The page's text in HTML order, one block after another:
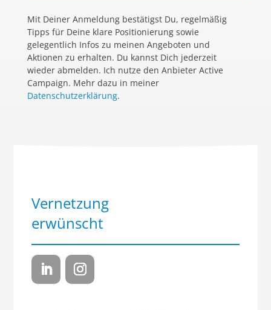
Mit Deiner Anmeldung bestätigst Du, regelmäßig
Tipps für Deine klare Positionierung sowie
gelegentlich Infos zu meinen Angeboten und
Aktionen zu erhalten. Du kannst Dich jederzeit
wieder abmelden. Ich nutze den Anbieter Active
Campaign. Mehr dazu in meiner
Datenschutzerklärung.
Vernetzung
erwünscht